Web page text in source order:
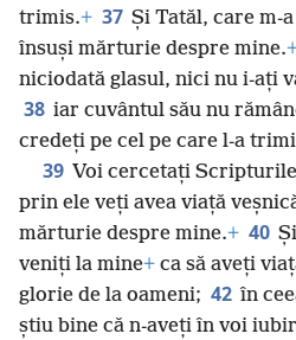
trimis.+ 37 Și Tatăl, care m-
însuși mărturie despre mine.
niciodată glasul, nici nu i-ați
38 iar cuvântul său nu
credeți pe cel pe care l-a
39 Voi cercetați Scripturile
prin ele veți avea viață
mărturie despre mine.+ 40
veniți la mine+ ca să aveți
glorie de la oameni; 42 în
știu bine că n-aveți în voi